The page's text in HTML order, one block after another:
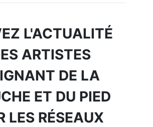
L'ACTUALITÉ
ARTISTES
DE LA
ET DU PIED
LES RÉSEAUX